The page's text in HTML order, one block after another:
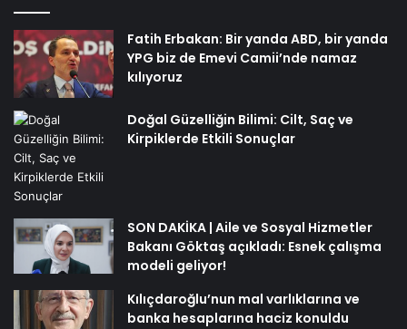
Fatih Erbakan: Bir yanda ABD, bir yanda
YPG biz de Emevi Camii’nde namaz
kılıyoruz
Doğal Güzelliğin Bilimi: Cilt, Saç ve
Kirpiklerde Etkili Sonuçlar
SON DAKİKA | Aile ve Sosyal Hizmetler
Bakanı Göktaş açıkladı: Esnek çalışma
modeli geliyor!
Kılıçdaroğlu’nun mal varlıklarına ve
banka hesaplarına haciz konuldu